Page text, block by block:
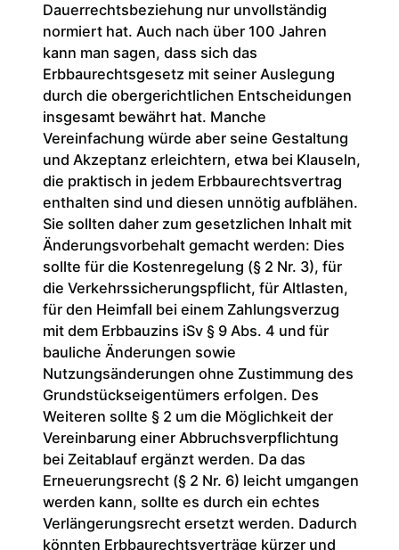
Dauerrechtsbeziehung nur unvollständig
normiert hat. Auch nach über 100 Jahren
kann man sagen, dass sich das
Erbbaurechtsgesetz mit seiner Auslegung
durch die obergerichtlichen Entscheidungen
insgesamt bewährt hat. Manche
Vereinfachung würde aber seine Gestaltung
und Akzeptanz erleichtern, etwa bei Klauseln,
die praktisch in jedem Erbbaurechtsvertrag
enthalten sind und diesen unnötig aufblähen.
Sie sollten daher zum gesetzlichen Inhalt mit
Änderungsvorbehalt gemacht werden: Dies
sollte für die Kostenregelung (§ 2 Nr. 3), für
die Verkehrssicherungspflicht, für Altlasten,
für den Heimfall bei einem Zahlungsverzug
mit dem Erbbauzins iSv § 9 Abs. 4 und für
bauliche Änderungen sowie
Nutzungsänderungen ohne Zustimmung des
Grundstückseigentümers erfolgen. Des
Weiteren sollte § 2 um die Möglichkeit der
Vereinbarung einer Abbruchsverpflichtung
bei Zeitablauf ergänzt werden. Da das
Erneuerungsrecht (§ 2 Nr. 6) leicht umgangen
werden kann, sollte es durch ein echtes
Verlängerungsrecht ersetzt werden. Dadurch
könnten Erbbaurechtsverträge kürzer und